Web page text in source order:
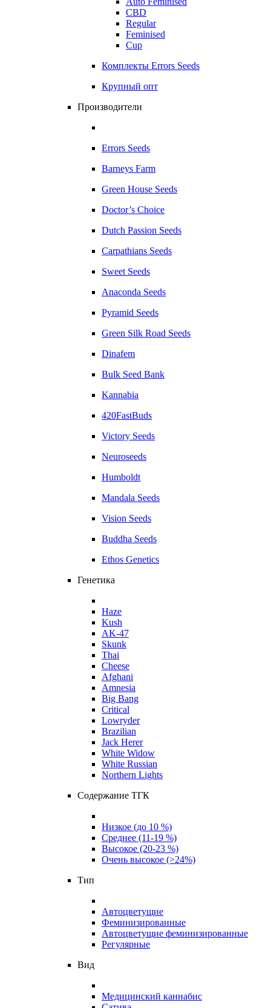
CBD
Regular
Feminised
Cup
Комплекты Errors Seeds
Крупный опт
Производители
Errors Seeds
Barneys Farm
Green House Seeds
Doctor’s Choice
Dutch Passion Seeds
Carpathians Seeds
Sweet Seeds
Anaconda Seeds
Pyramid Seeds
Green Silk Road Seeds
Dinafem
Bulk Seed Bank
Kannabia
420FastBuds
Victory Seeds
Neuroseeds
Humboldt
Mandala Seeds
Vision Seeds
Buddha Seeds
Ethos Genetics
Генетика
Haze
Kush
AK-47
Skunk
Thai
Cheese
Afghani
Amnesia
Big Bang
Critical
Lowryder
Brazilian
Jack Herer
White Widow
White Russian
Northern Lights
Содержание ТГК
Низкое (до 10 %)
Среднее (11-19 %)
Высокое (20-23 %)
Очень высокое (>24%)
Тип
Автоцветущие
Феминизированные
Автоцветущие феминизированные
Регулярные
Вид
Медицинский каннабис